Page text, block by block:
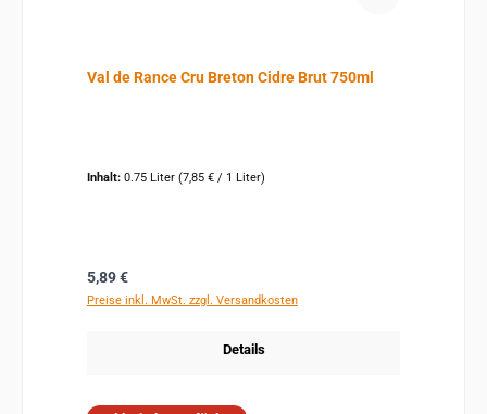
Val de Rance Cru Breton Cidre Brut 750ml
Inhalt: 0.75 Liter (7,85 € / 1 Liter)
Regulärer Preis:
5,89 €
Preise inkl. MwSt. zzgl. Versandkosten
Details